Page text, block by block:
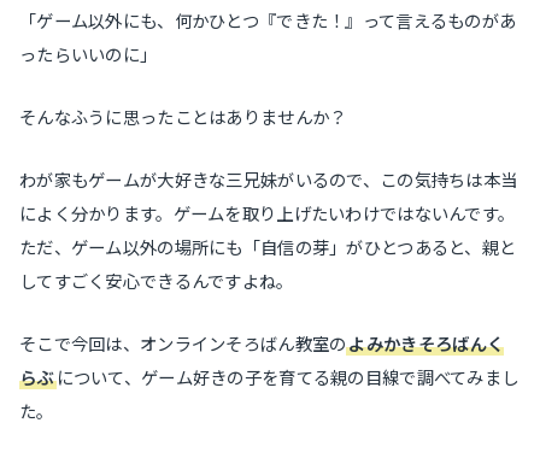
「ゲーム以外にも、何かひとつ『できた！』って言えるものがあ
ったらいいのに」
そんなふうに思ったことはありませんか？
わが家もゲームが大好きな三兄妹がいるので、この気持ちは本当
によく分かります。ゲームを取り上げたいわけではないんです。
ただ、ゲーム以外の場所にも「自信の芽」がひとつあると、親と
してすごく安心できるんですよね。
そこで今回は、オンラインそろばん教室のよみかきそろばんく
らぶについて、ゲーム好きの子を育てる親の目線で調べてみまし
た。